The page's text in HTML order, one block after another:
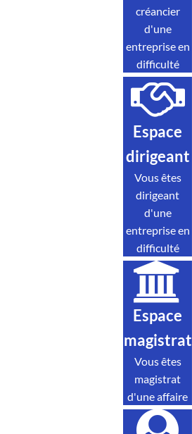
créancier
d'une
entreprise en
difficulté
Espace
dirigeant
Vous êtes
dirigeant
d'une
entreprise en
difficulté
Espace
magistrat
Vous êtes
magistrat
d'une affaire